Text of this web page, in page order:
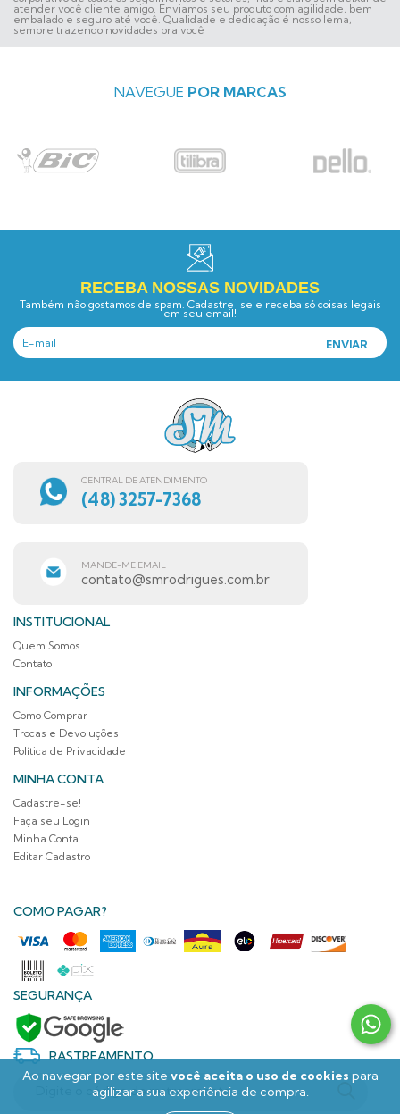
Ao navegar por este site você aceita o uso de cookies para
agilizar a sua experiência de compra.
atender você cliente amigo. Enviamos seu produto com agilidade, bem
embalado e seguro até você. Qualidade e dedicação é nosso lema,
sempre trazendo novidades pra você
NAVEGUE POR MARCAS
RECEBA NOSSAS NOVIDADES
Também não gostamos de spam. Cadastre-se e receba só coisas legais
em seu email!
CENTRAL DE ATENDIMENTO
(48) 3257-7368
MANDE-ME EMAIL
contato@smrodrigues.com.br
INSTITUCIONAL
Quem Somos
Contato
INFORMAÇÕES
Como Comprar
Trocas e Devoluções
Política de Privacidade
MINHA CONTA
Cadastre-se!
Faça seu Login
Minha Conta
Editar Cadastro
COMO PAGAR?
SEGURANÇA
RASTREAMENTO